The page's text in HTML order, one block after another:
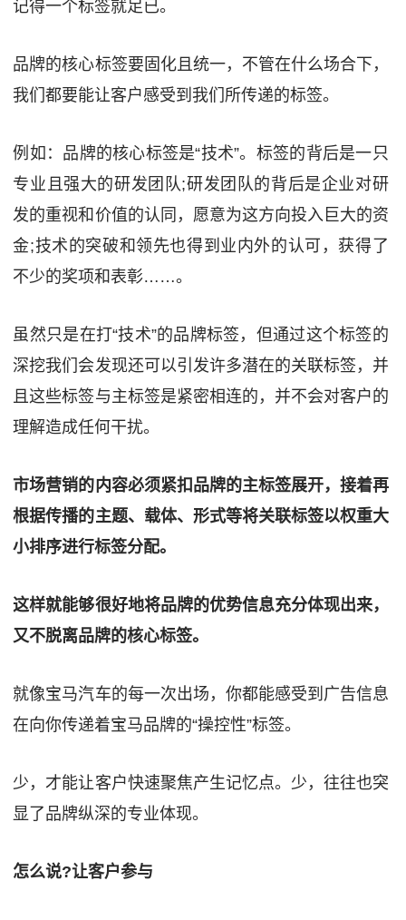
记得一个标签就足已。
品牌的核心标签要固化且统一，不管在什么场合下，
我们都要能让客户感受到我们所传递的标签。
例如：品牌的核心标签是“技术”。标签的背后是一只
专业且强大的研发团队;研发团队的背后是企业对研
发的重视和价值的认同，愿意为这方向投入巨大的资
金;技术的突破和领先也得到业内外的认可，获得了
不少的奖项和表彰……。
虽然只是在打“技术”的品牌标签，但通过这个标签的
深挖我们会发现还可以引发许多潜在的关联标签，并
且这些标签与主标签是紧密相连的，并不会对客户的
理解造成任何干扰。
市场营销的内容必须紧扣品牌的主标签展开，接着再
根据传播的主题、载体、形式等将关联标签以权重大
小排序进行标签分配。
这样就能够很好地将品牌的优势信息充分体现出来，
又不脱离品牌的核心标签。
就像宝马汽车的每一次出场，你都能感受到广告信息
在向你传递着宝马品牌的“操控性”标签。
少，才能让客户快速聚焦产生记忆点。少，往往也突
显了品牌纵深的专业体现。
怎么说?让客户参与